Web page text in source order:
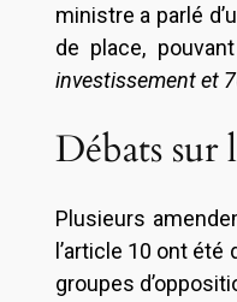
ministre a parlé
de place,
investissement et
Débats
Plusieurs
l’article 10 ont
groupes